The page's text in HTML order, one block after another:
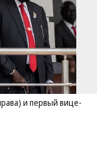
и первый вице-